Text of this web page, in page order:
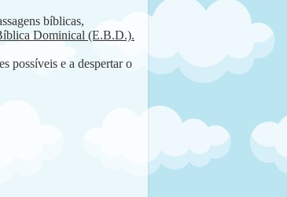
bíblicas,
Dominical (E.B.D.).
possíveis e a despertar o